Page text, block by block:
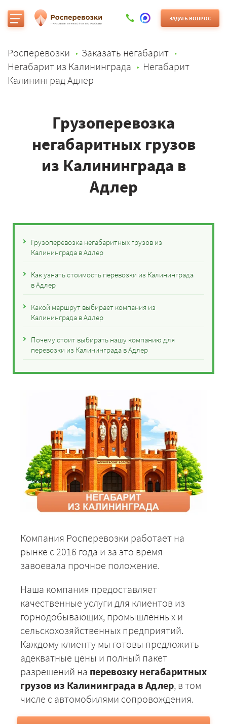
ЗАДАТЬ ВОПРОС
Росперевозки
Заказать негабарит
Негабарит из Калининграда
Негабарит
Калининград Адлер
Грузоперевозка
негабаритных грузов
из Калининграда в
Адлер
Грузоперевозка негабаритных грузов из
Калининграда в Адлер
Как узнать стоимость перевозки из Калининграда
в Адлер
Какой маршрут выбирает компания из
Калининграда в Адлер
Почему стоит выбирать нашу компанию для
перевозки из Калининграда в Адлер
Компания Росперевозки работает на
рынке с 2016 года и за это время
завоевала прочное положение.
Наша компания предоставляет
качественные услуги для клиентов из
горнодобывающих, промышленных и
сельскохозяйственных предприятий.
Каждому клиенту мы готовы предложить
адекватные цены и полный пакет
разрешений на перевозку негабаритных
грузов из Калининграда в Адлер, в том
числе с автомобилями сопровождения.